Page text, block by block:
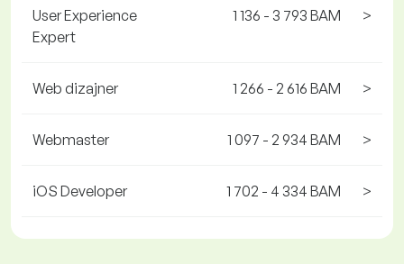
User Experience
Expert
1 136 - 3 793 BAM >
Web dizajner 1 266 - 2 616 BAM >
Webmaster 1 097 - 2 934 BAM >
iOS Developer 1 702 - 4 334 BAM >